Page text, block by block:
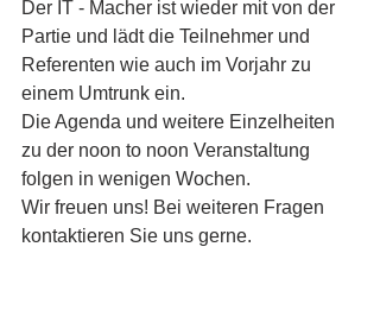
Der IT - Macher ist wieder mit von der
Partie und lädt die Teilnehmer und
Referenten wie auch im Vorjahr zu
einem Umtrunk ein.
Die Agenda und weitere Einzelheiten
zu der noon to noon Veranstaltung
folgen in wenigen Wochen.
Wir freuen uns! Bei weiteren Fragen
kontaktieren Sie uns gerne.